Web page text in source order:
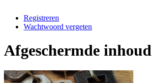
Registreren
Wachtwoord vergeten
Afgeschermde inhoud